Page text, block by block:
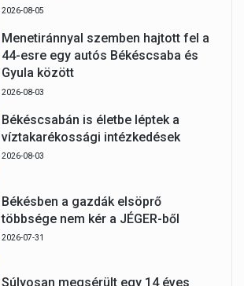
2026-08-05
Menetiránnyal szemben hajtott fel a
44-esre egy autós Békéscsaba és
Gyula között
2026-08-03
Békéscsabán is életbe léptek a
víztakarékossági intézkedések
2026-08-03
Békésben a gazdák elsöprő
többsége nem kér a JÉGER-ből
2026-07-31
Súlyosan megsérült egy 14 éves